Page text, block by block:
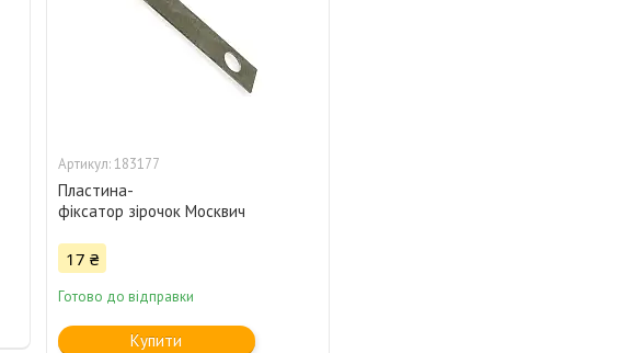
183177
Пластина-
фіксатор зірочок Москвич
17 ₴
Готово до відправки
Купити